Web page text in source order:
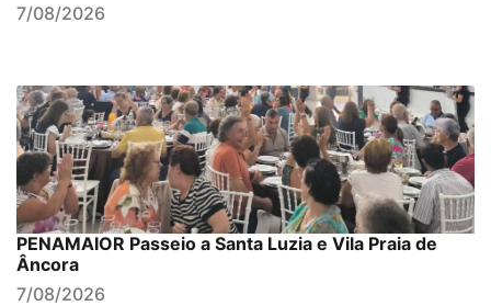
7/08/2026
PENAMAIOR Passeio a Santa Luzia e Vila Praia de
Âncora
7/08/2026